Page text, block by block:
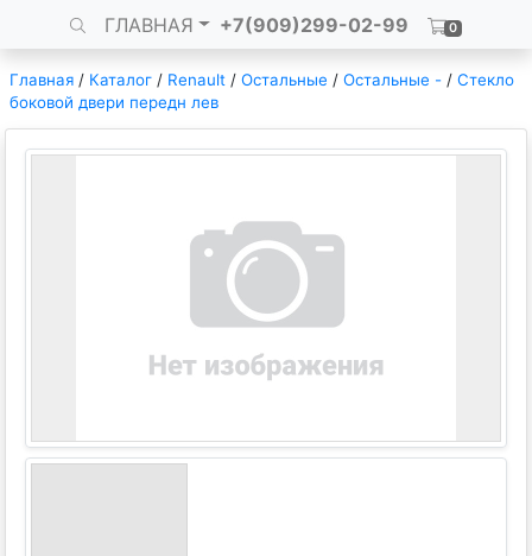
ГЛАВНАЯ +7(909)299-02-99 0
Главная / Каталог / Renault / Остальные / Остальные - / Стекло
боковой двери передн лев